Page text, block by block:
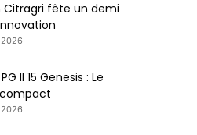
Citragri fête un demi
II 15 Genesis : Le